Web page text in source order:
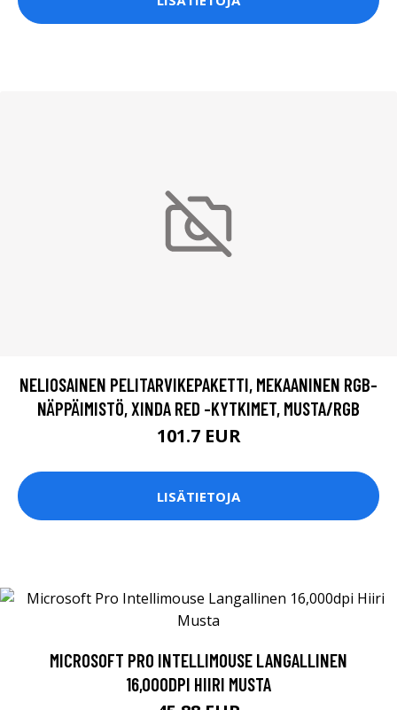
NELIOSAINEN PELITARVIKEPAKETTI, MEKAANINEN RGB-
NÄPPÄIMISTÖ, XINDA RED -KYTKIMET, MUSTA/RGB
101.7 EUR
LISÄTIETOJA
MICROSOFT PRO INTELLIMOUSE LANGALLINEN
16,000DPI HIIRI MUSTA